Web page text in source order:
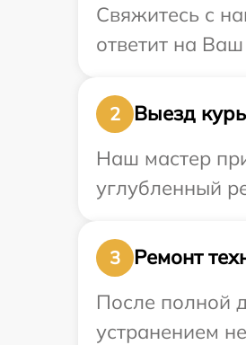
Свяжитесь с
ответит на
2
Выезд
Наш мастер
углубленный
3
Ремонт
После полной
устранением